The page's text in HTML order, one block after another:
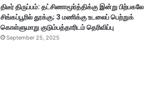
திடீர் திருப்பம்: தட்சிணாமூர்த்திக்கு இன்று பிற்பகலே
சிங்கப்பூரில் தூக்கு; 3 மணிக்கு உடலைப் பெற்றுக்
கொள்ளுமாறு குடும்பத்தாரிடம் தெரிவிப்பு
September 25, 2025